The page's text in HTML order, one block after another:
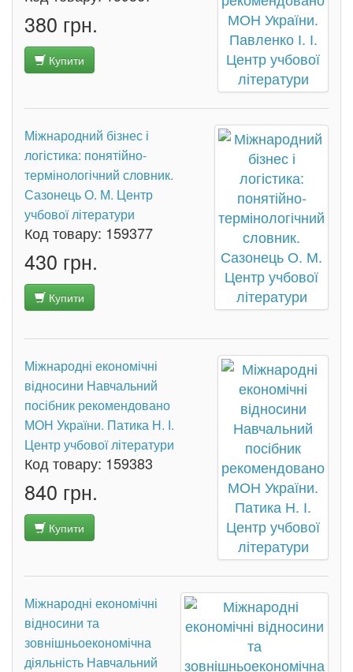
380 грн.
Купити
Міжнародний бізнес і
логістика: понятійно-
термінологічний словник.
Сазонець О. М. Центр
учбової літератури
Код товару: 159377
430 грн.
Купити
Міжнародні економічні
відносини Навчальний
посібник рекомендовано
МОН України. Патика Н. І.
Центр учбової літератури
Код товару: 159383
840 грн.
Купити
Міжнародні економічні
відносини та
зовнішньоекономічна
діяльність Навчальний